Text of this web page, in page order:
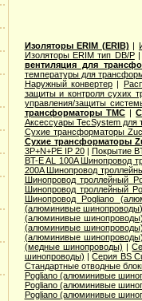
Изоляторы ERIM (ERIB) |
Изоляторы ERIM тип DB/P
вентиляция для
температуры для
Наружный конвертер |
защиты и контроля сухих
управления/защиты
трансформаторы TMC|
Аксессуары TecSystem для
Сухие трансформаторы
Сухие трансформаторы
3P+N+PE IP 20| Покрытие
BT-E AL 100A Шинопровод
200A Шинопровод
Шинопровод троллейный
Шинопровод троллейный
Шинопровод Pogliano
(алюминивые
(алюминивые
(алюминивые
(алюминивые
(медные шинопроводы) |
шинопроводы) |Серия ВS
Стандартные отводные
Pogliano (алюминивые
Pogliano (алюминивые
Pogliano (алюминивые